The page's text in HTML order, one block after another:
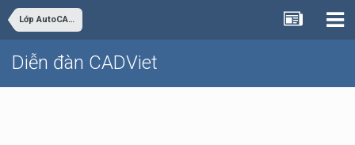
Lớp AutoCAD Cơ bản trực tuyến
Diễn đàn CADViet